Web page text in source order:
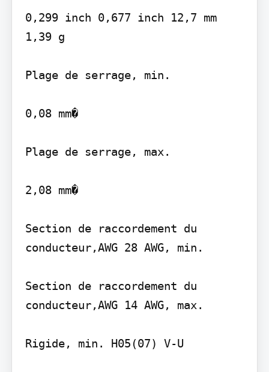
0,299 inch 0,677 inch 12,7 mm
1,39 g
Plage de serrage, min.
0,08 mm�
Plage de serrage, max.
2,08 mm�
Section de raccordement du
conducteur,AWG 28 AWG, min.
Section de raccordement du
conducteur,AWG 14 AWG, max.
Rigide, min. H05(07) V-U